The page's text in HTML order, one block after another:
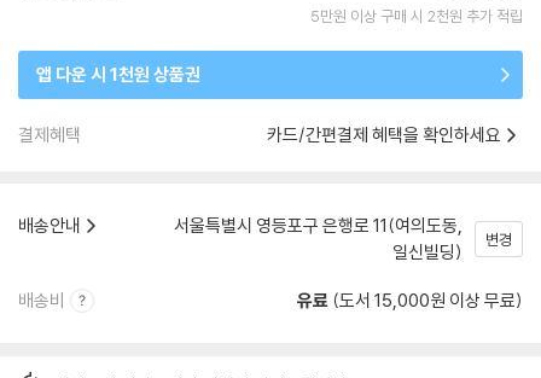
5만원 이상 구매 시 2천원 추가 적립
앱 다운 시 1천원 상품권
결제혜택 카드/간편결제 혜택을 확인하세요
배송안내
서울특별시 영등포구 은행로 11(여의도동,
일신빌딩)
변경
배송비 유료 (도서 15,000원 이상 무료)